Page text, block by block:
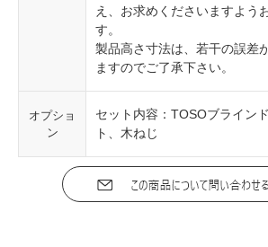
え、お求めくださいますよう
す。
製品高さ寸法は、若干の誤差
ますのでご了承下さい。
オプショ
ン
セット内容：TOSOブライン
ト、木ねじ